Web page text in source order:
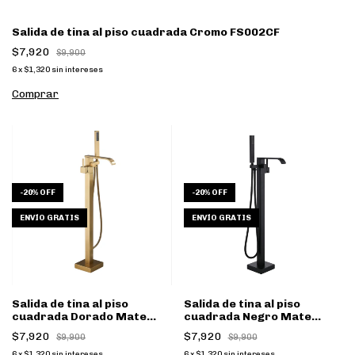
Salida de tina al piso cuadrada Cromo FS002CF
$7,920
$9,900
6x $1,320 sin intereses
-20% OFF
ENVÍO GRATIS
Salida de tina al piso
cuadrada Dorado Mate
FS002DW
$7,920 $9,900
-20% OFF
ENVÍO GRATIS
Salida de tina al piso
cuadrada Negro Mate
FS002NW
$7,920 $9,900